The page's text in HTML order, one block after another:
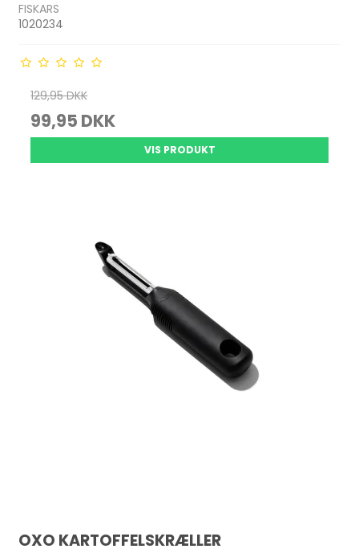
FISKARS
1020234
129,95 DKK
99,95 DKK
VIS PRODUKT
OXO KARTOFFELSKRÆLLER